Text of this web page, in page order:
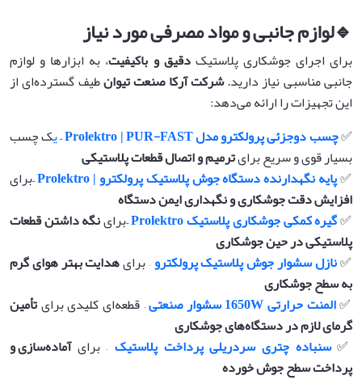
🔹لوازم جانبی و مواد مصرفی مورد نیاز
برای اجرای جوشکاری پلاستیکدقیق و باکیفیت، به ابزارها و لوازم
جانبی مناسبی نیاز دارید.شرکت آرکا صنعت تیوانطیف گسترده‌ای از
این تجهیزات را ارائه می‌دهد:
✅چسب دوجزئی پرولکترو مدلProlektro | PUR-FAST – یک چسب
بسیار قوی و سریع برایترمیم و اتصال قطعات پلاستیکی
✅پایه نگهدارنده دستگاه جوش پلاستیک پرولکترو| Prolektro –
برای
افزایش دقت جوشکاری و نگهداری ایمن دستگاه
✅گیره کمکی جوشکاری پلاستیکProlektro – براینگه داشتن قطعات
پلاستیکی در حین جوشکاری
✅نازل سشوار جوش پلاستیک پرولکترو–برایهدایت بهتر هوای گرم
به سطح جوشکاری
✅المنت حرارتی 1650W سشوار صنعتی– قطعه‌ای کلیدی برایتأمین
گرمای لازم در دستگاه‌های جوشکاری
✅سنباده چتری سردریلی پرداخت پلاستیک–برایآماده‌سازی و
پرداخت سطح جوش خورده